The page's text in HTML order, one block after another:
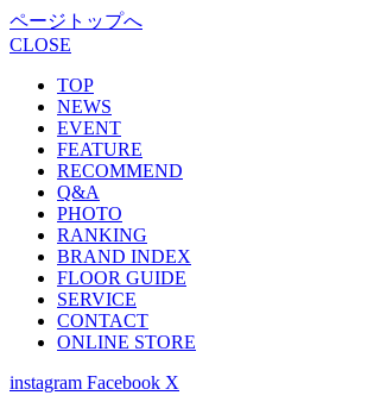
ページトップへ
CLOSE
TOP
NEWS
EVENT
FEATURE
RECOMMEND
Q&A
PHOTO
RANKING
BRAND INDEX
FLOOR GUIDE
SERVICE
CONTACT
ONLINE STORE
instagram Facebook X